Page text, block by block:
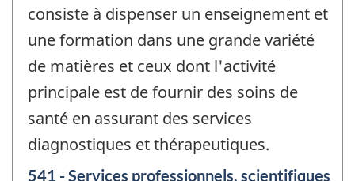
consiste à dispenser un enseignement et
une formation dans une grande variété
de matières et ceux dont l'activité
principale est de fournir des soins de
santé en assurant des services
diagnostiques et thérapeutiques.
541 - Services professionnels, scientifiques